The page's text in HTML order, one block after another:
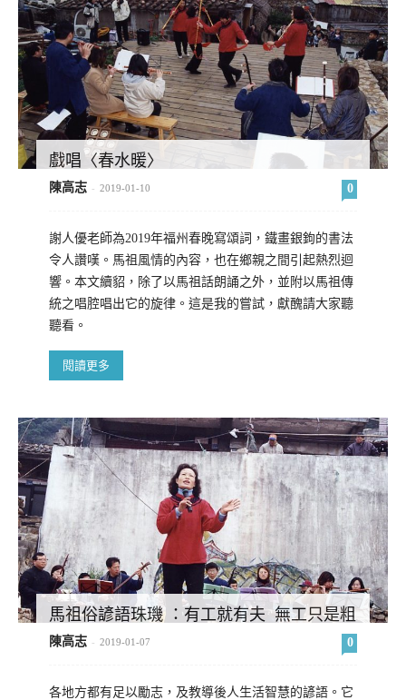
戲唱〈春水暖〉
陳高志 - 2019-01-10 0
謝人優老師為2019年福州春晚寫頌詞，鐵畫銀鉤的書法
令人讚嘆。馬祖風情的內容，也在鄉親之間引起熱烈迴
響。本文續貂，除了以馬祖話朗誦之外，並附以馬祖傳
統之唱腔唱出它的旋律。這是我的嘗試，獻醜請大家聽
聽看。
閱讀更多
馬祖俗諺語珠璣 ：有工就有夫 無工只是粗
陳高志 - 2019-01-07 0
各地方都有足以勵志，及教導後人生活智慧的諺語。它